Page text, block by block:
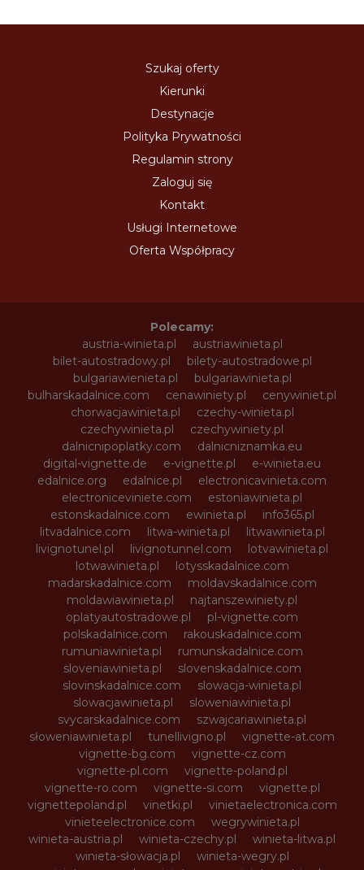
Szukaj oferty
Kierunki
Destynacje
Polityka Prywatności
Regulamin strony
Zaloguj się
Kontakt
Usługi Internetowe
Oferta Współpracy
Polecamy:
austria-winieta.pl
austriawinieta.pl
bilet-autostradowy.pl
bilety-autostradowe.pl
bulgariawienieta.pl
bulgariawinieta.pl
bulharskadalnice.com
cenawiniety.pl
cenywiniet.pl
chorwacjawinieta.pl
czechy-winieta.pl
czechywinieta.pl
czechywiniety.pl
dalnicnipoplatky.com
dalnicniznamka.eu
digital-vignette.de
e-vignette.pl
e-winieta.eu
edalnice.org
edalnice.pl
electronicavinieta.com
electroniceviniete.com
estoniawinieta.pl
estonskadalnice.com
ewinieta.pl
info365.pl
litvadalnice.com
litwa-winieta.pl
litwawinieta.pl
livignotunel.pl
livignotunnel.com
lotvawinieta.pl
lotwawinieta.pl
lotysskadalnice.com
madarskadalnice.com
moldavskadalnice.com
moldawiawinieta.pl
najtanszewiniety.pl
oplatyautostradowe.pl
pl-vignette.com
polskadalnice.com
rakouskadalnice.com
rumuniawinieta.pl
rumunskadalnice.com
sloveniawinieta.pl
slovenskadalnice.com
slovinskadalnice.com
slowacja-winieta.pl
slowacjawinieta.pl
sloweniawinieta.pl
svycarskadalnice.com
szwajcariawinieta.pl
słoweniawinieta.pl
tunellivigno.pl
vignette-at.com
vignette-bg.com
vignette-cz.com
vignette-pl.com
vignette-poland.pl
vignette-ro.com
vignette-si.com
vignette.pl
vignettepoland.pl
vinetki.pl
vinietaelectronica.com
vinieteelectronice.com
wegrywinieta.pl
winieta-austria.pl
winieta-czechy.pl
winieta-litwa.pl
winieta-słowacja.pl
winieta-wegry.pl